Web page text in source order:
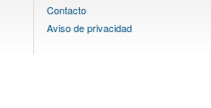
Contacto
Aviso de privacidad